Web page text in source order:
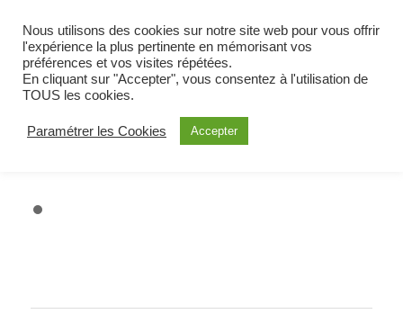
BIENVENUE À OETING
COMMUNE DE MOSELLE EST
ALERTE
Nous utilisons des cookies sur notre site web pour vous offrir
l'expérience la plus pertinente en mémorisant vos
préférences et vos visites répétées.
En cliquant sur "Accepter", vous consentez à l'utilisation de
TOUS les cookies.
Paramétrer les Cookies Accepter